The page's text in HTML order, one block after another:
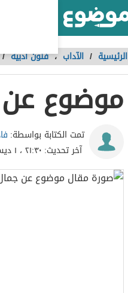
الرئيسية / الآداب ،فنون أدبية /
موضوع عن
تمت الكتابة بواسطة:
آخر تحديث: ٢١:٣٠ ، ١ ديسمبر ٢٠٢١